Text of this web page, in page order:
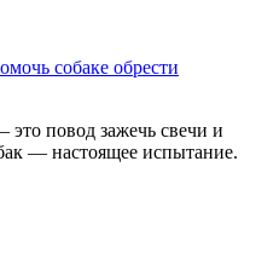
собаке обрести
это повод зажечь свечи и
— настоящее испытание.